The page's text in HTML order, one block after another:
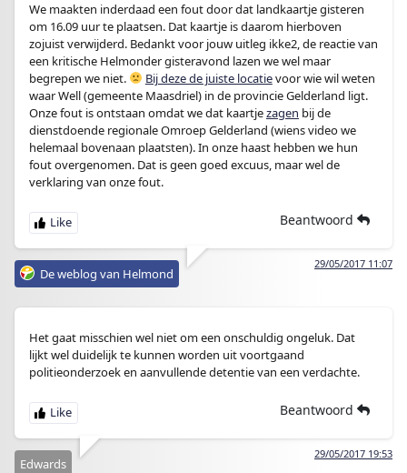
We maakten inderdaad een fout door dat landkaartje gisteren
om 16.09 uur te plaatsen. Dat kaartje is daarom hierboven
zojuist verwijderd. Bedankt voor jouw uitleg ikke2, de reactie van
een kritische Helmonder gisteravond lazen we wel maar
begrepen we niet.
Bij deze de juiste locatievoor wie wil weten
waar Well (gemeente Maasdriel) in de provincie Gelderland ligt.
Onze fout is ontstaan omdat we dat kaartjezagen bij de
dienstdoende regionale Omroep Gelderland (wiens video we
helemaal bovenaan plaatsten). In onze haast hebben we hun
fout overgenomen. Dat is geen goed excuus, maar wel de
verklaring van onze fout.
Beantwoord
29/05/2017 11:07
De weblog van Helmond
Het gaat misschien wel niet om een onschuldig ongeluk. Dat
lijkt wel duidelijk te kunnen worden uit voortgaand
politieonderzoek en aanvullende detentie van een verdachte.
Beantwoord
29/05/2017 19:53
Edwards